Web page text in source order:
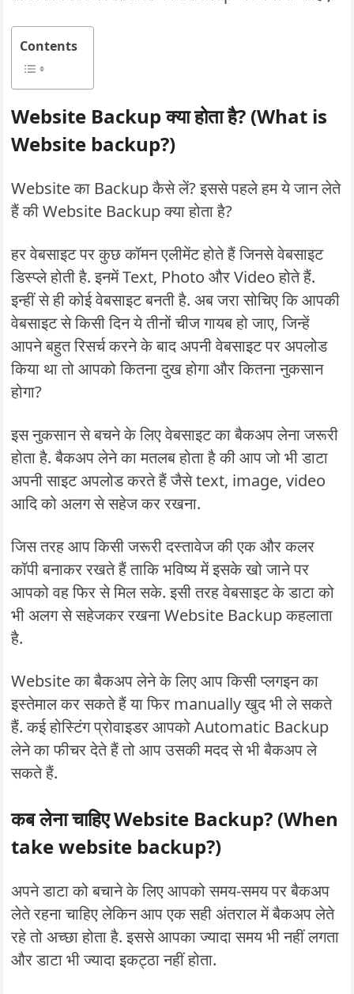
Contents
Website Backup क्या होता है? (What is
Website backup?)
Website का Backup कैसे लें? इससे पहले हम ये जान लेते
हैं की Website Backup क्या होता है?
हर वेबसाइट पर कुछ कॉमन एलीमेंट होते हैं जिनसे वेबसाइट
डिस्प्ले होती है. इनमें Text, Photo और Video होते हैं.
इन्हीं से ही कोई वेबसाइट बनती है. अब जरा सोचिए कि आपकी
वेबसाइट से किसी दिन ये तीनों चीज गायब हो जाए, जिन्हें
आपने बहुत रिसर्च करने के बाद अपनी वेबसाइट पर अपलोड
किया था तो आपको कितना दुख होगा और कितना नुकसान
होगा?
इस नुकसान से बचने के लिए वेबसाइट का बैकअप लेना जरूरी
होता है. बैकअप लेने का मतलब होता है की आप जो भी डाटा
अपनी साइट अपलोड करते हैं जैसे text, image, video
आदि को अलग से सहेज कर रखना.
जिस तरह आप किसी जरूरी दस्तावेज की एक और कलर
कॉपी बनाकर रखते हैं ताकि भविष्य में इसके खो जाने पर
आपको वह फिर से मिल सके. इसी तरह वेबसाइट के डाटा को
भी अलग से सहेजकर रखना Website Backup कहलाता
है.
Website का बैकअप लेने के लिए आप किसी प्लगइन का
इस्तेमाल कर सकते हैं या फिर manually खुद भी ले सकते
हैं. कई होस्टिंग प्रोवाइडर आपको Automatic Backup
लेने का फीचर देते हैं तो आप उसकी मदद से भी बैकअप ले
सकते हैं.
कब लेना चाहिए Website Backup? (When
take website backup?)
अपने डाटा को बचाने के लिए आपको समय-समय पर बैकअप
लेते रहना चाहिए लेकिन आप एक सही अंतराल में बैकअप लेते
रहे तो अच्छा होता है. इससे आपका ज्यादा समय भी नहीं लगता
और डाटा भी ज्यादा इकट्ठा नहीं होता.